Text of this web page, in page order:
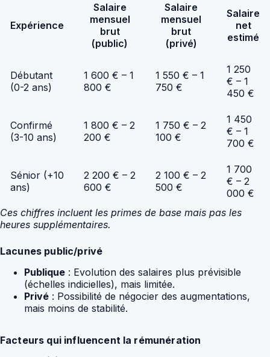
Expérience
Salaire
mensuel
brut
(public)
Salaire
mensuel
brut
(privé)
Salaire
net
estimé
Débutant
(0-2 ans)
1 600 € – 1
800 €
1 550 € – 1
750 €
1 250
€ – 1
450 €
Confirmé
(3-10 ans)
1 800 € – 2
200 €
1 750 € – 2
100 €
1 450
€ – 1
700 €
Sénior (+10
ans)
2 200 € – 2
600 €
2 100 € – 2
500 €
1 700
€ – 2
000 €
Ces chiffres incluent les primes de base mais pas les
heures supplémentaires.
Lacunes public/privé
Publique : Evolution des salaires plus prévisible
(échelles indicielles), mais limitée.
Privé : Possibilité de négocier des augmentations,
mais moins de stabilité.
Facteurs qui influencent la rémunération